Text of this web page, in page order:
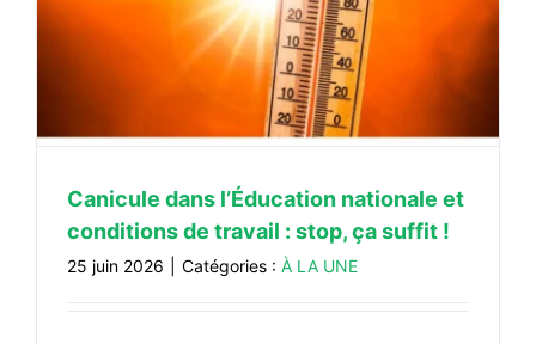
Canicule dans l’Éducation nationale et
conditions de travail : stop, ça suffit !
25 juin 2026 Catégories : À LA UNE